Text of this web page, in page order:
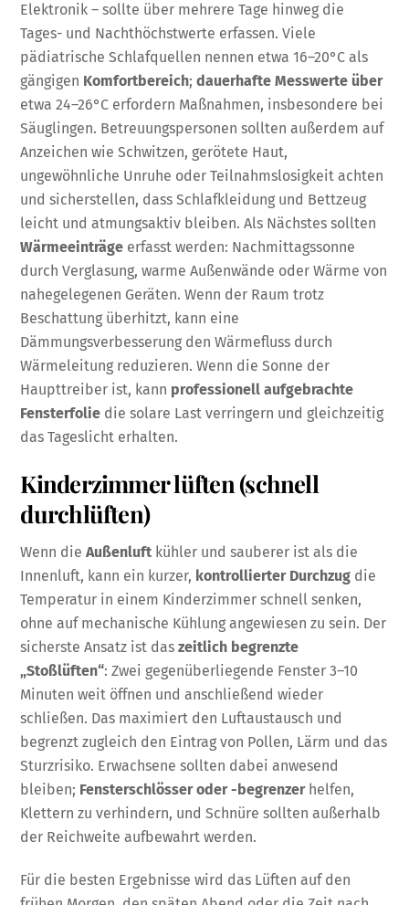
Elektronik – sollte über mehrere Tage hinweg die
Tages- und Nachthöchstwerte erfassen. Viele
pädiatrische Schlafquellen nennen etwa 16–20°C als
gängigen Komfortbereich;dauerhafte Messwerte über
etwa 24–26°C erfordern Maßnahmen, insbesondere bei
Säuglingen. Betreuungspersonen sollten außerdem auf
Anzeichen wie Schwitzen, gerötete Haut,
ungewöhnliche Unruhe oder Teilnahmslosigkeit achten
und sicherstellen, dass Schlafkleidung und Bettzeug
leicht und atmungsaktiv bleiben. Als Nächstes sollten
Wärmeeinträge erfasst werden: Nachmittagssonne
durch Verglasung, warme Außenwände oder Wärme von
nahegelegenen Geräten. Wenn der Raum trotz
Beschattung überhitzt, kann eine
Dämmungsverbesserung den Wärmefluss durch
Wärmeleitung reduzieren. Wenn die Sonne der
Haupttreiber ist, kann professionell aufgebrachte
Fensterfolie die solare Last verringern und gleichzeitig
das Tageslicht erhalten.
Kinderzimmer lüften (schnell
durchlüften)
Wenn dieAußenluft kühler und sauberer ist als die
Innenluft, kann ein kurzer, kontrollierter Durchzug die
Temperatur in einem Kinderzimmer schnell senken,
ohne auf mechanische Kühlung angewiesen zu sein. Der
sicherste Ansatz ist daszeitlich begrenzte
„Stoßlüften“: Zwei gegenüberliegende Fenster 3–10
Minuten weit öffnen und anschließend wieder
schließen. Das maximiert den Luftaustausch und
begrenzt zugleich den Eintrag von Pollen, Lärm und das
Sturzrisiko. Erwachsene sollten dabei anwesend
bleiben; Fensterschlösser oder -begrenzerhelfen,
Klettern zu verhindern, und Schnüre sollten außerhalb
der Reichweite aufbewahrt werden.
Für die besten Ergebnisse wird das Lüften auf den